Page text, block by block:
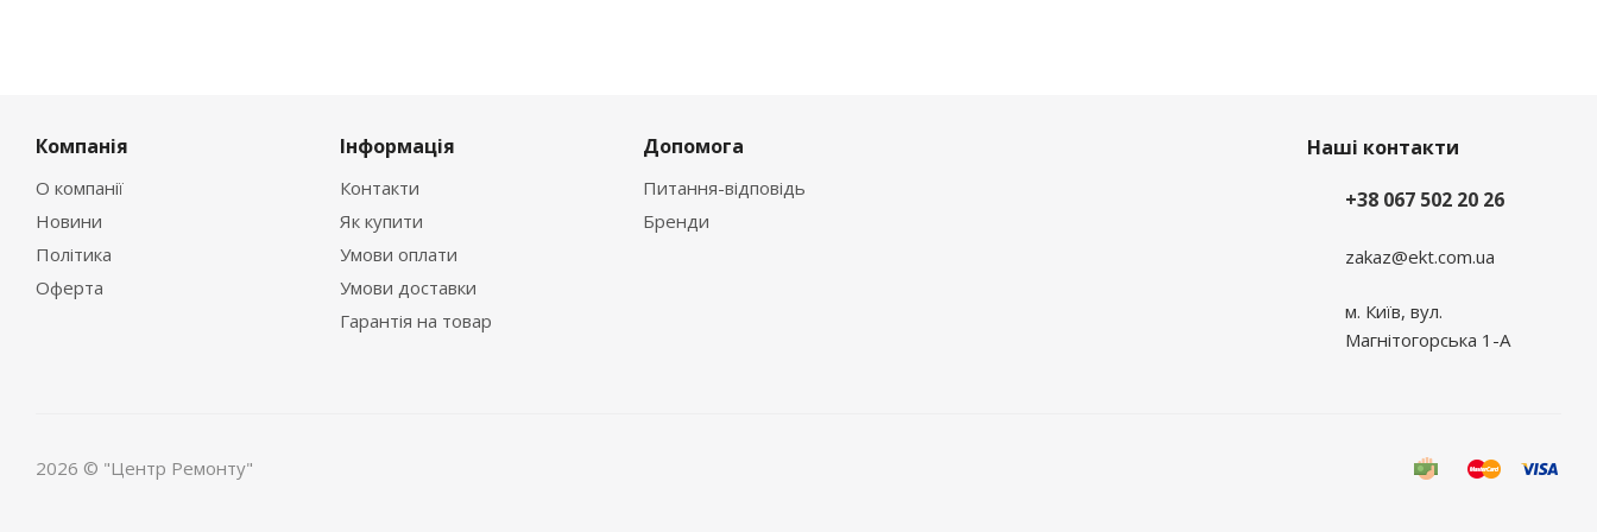
Компанія
О компанії
Новини
Політика
Оферта
Інформація
Контакти
Як купити
Умови оплати
Умови доставки
Гарантія на товар
Допомога
Питання-відповідь
Бренди
Наші контакти
+38 067 502 20 26
zakaz@ekt.com.ua
м. Київ, вул.
Магнітогорська 1-А
2026 © "Центр Ремонту"